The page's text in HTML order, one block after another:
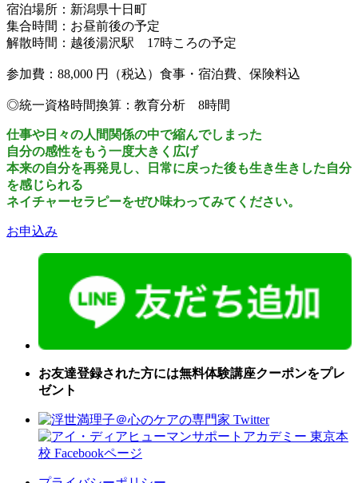
宿泊場所：新潟県十日町
集合時間：お昼前後の予定
解散時間：越後湯沢駅 17時ころの予定
参加費：88,000 円（税込）食事・宿泊費、保険料込
◎統一資格時間換算：教育分析 8時間
仕事や日々の人間関係の中で縮んでしまった
自分の感性をもう一度大きく広げ
本来の自分を再発見し、日常に戻った後も生き生きした自分
を感じられる
ネイチャーセラピーをぜひ味わってみてください。
お申込み
お友達登録された方には無料体験講座クーポンをプレ
ゼント